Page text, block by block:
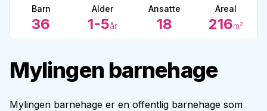
Barn
36
Alder
1-5år
Ansatte
18
Areal
216m²
Mylingen barnehage
Mylingen barnehage er en offentlig barnehage som